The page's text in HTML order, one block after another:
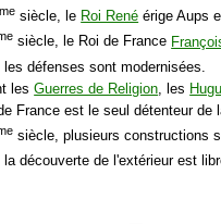
siècle, le Roi René érige Aups
siècle, le Roi de France
défenses sont modernisées.
lesGuerres de Religion , les
France est le seul détenteur de
siècle, plusieurs constructions
découverte de l'extérieur est